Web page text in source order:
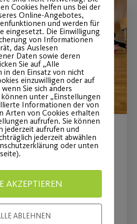
in
jeden Mittwoch
Cookies helfen uns bei der
Online-Angebotes,
und werden für
eingesetzt. Die Einwilligung
von Informationen
das Auslesen
Daten sowie deren
Sie auf „Alle
in den Einsatz von nicht
einzuwilligen oder auf
Sie sich anders
können unter „Einstellungen
Informationen der von
Arten von Cookies erhalten
aufrufen. Sie können
jederzeit aufrufen und
jederzeit abwählen
oder unten
AKZEPTIEREN
ABLEHNEN